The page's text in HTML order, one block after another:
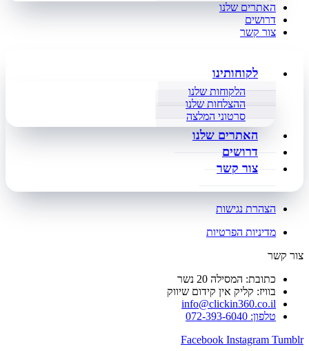
האתרים שלנו
דרושים
צור קשר
לקוחותינו
הלקוחות שלנו
ההצלחות שלנו
סרטוני המלצה
האתרים שלנו
דרושים
צור קשר
הצהרת נגישות
מדיניות הפרטיות
צור קשר
כתובת: המסילה 20 נשר
בוויז: קליק אין קידום שיווק
info@clickin360.co.il
טלפון: 072-393-6040
Facebook Instagram Tumblr